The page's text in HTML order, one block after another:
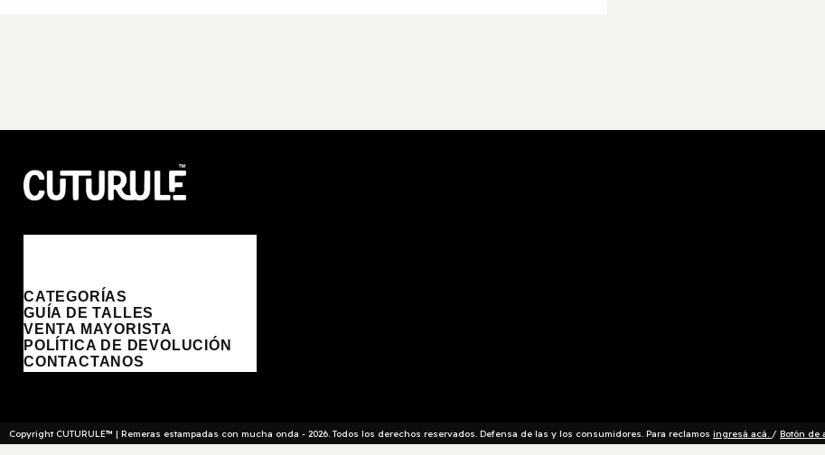
CATEGORÍAS
GUÍA DE TALLES
VENTA MAYORISTA
POLÍTICA DE DEVOLUCIÓN
CONTACTANOS
Copyright CUTURULE™ | Remeras estampadas con mucha onda - 2026. Todos los derechos reservados. Defensa de las y los consumidores. Para reclamos ingresá acá. / Botón de